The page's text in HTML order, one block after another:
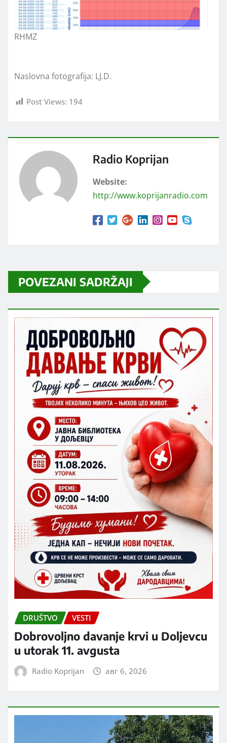
RHMZ
Naslovna fotografija: LJ.D.
Post Views: 194
Radio Koprijan
Website:
http://www.koprijanradio.com
POVEZANI SADRŽAJI
DRUŠTVO VESTI
Dobrovoljno davanje krvi u Doljevcu
u utorak 11. avgusta
Radio Koprijan авг 6, 2026